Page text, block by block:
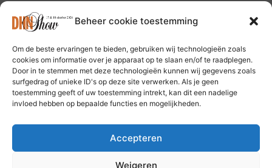
Beheer cookie toestemming
Om de beste ervaringen te bieden, gebruiken wij technologieën zoals
cookies om informatie over je apparaat op te slaan en/of te raadplegen.
Door in te stemmen met deze technologieën kunnen wij gegevens zoals
surfgedrag of unieke ID's op deze site verwerken. Als je geen
toestemming geeft of uw toestemming intrekt, kan dit een nadelige
invloed hebben op bepaalde functies en mogelijkheden.
Accepteren
Weigeren
Follow us on: Bluesky Social Media